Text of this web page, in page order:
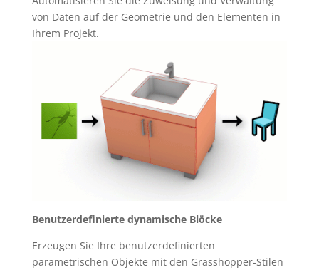
von Daten auf der Geometrie und den Elementen in
Ihrem Projekt.
Benutzerdefinierte dynamische Blöcke
Erzeugen Sie Ihre benutzerdefinierten
parametrischen Objekte mit den Grasshopper-Stilen